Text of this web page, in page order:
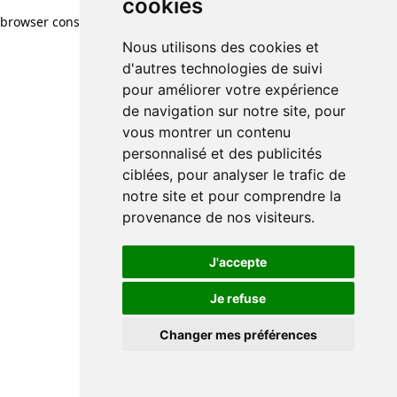
cookies
Nous utilisons des cookies et
d'autres technologies de suivi
pour améliorer votre expérience
de navigation sur notre site, pour
vous montrer un contenu
personnalisé et des publicités
ciblées, pour analyser le trafic de
notre site et pour comprendre la
provenance de nos visiteurs.
J'accepte
Je refuse
Changer mes préférences
browser console for more information)